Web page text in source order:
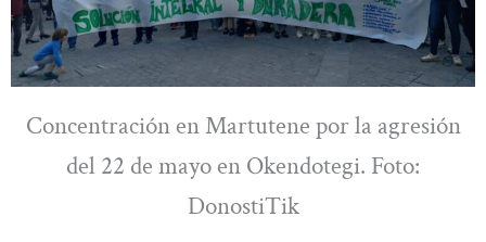
Concentración en Martutene por la agresión
del 22 de mayo en Okendotegi. Foto:
DonostiTik